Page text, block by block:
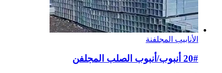
الأنابيب المجلفنة
20# أنبوب/أنبوب الصلب المجلفن